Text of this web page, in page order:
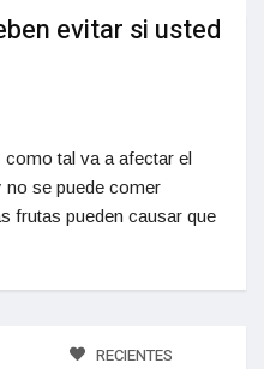
evitar si usted
tal va a afectar el
no se puede comer
frutas pueden causar que
RECIENTES